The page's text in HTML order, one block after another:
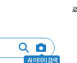
AI 이미지 검색